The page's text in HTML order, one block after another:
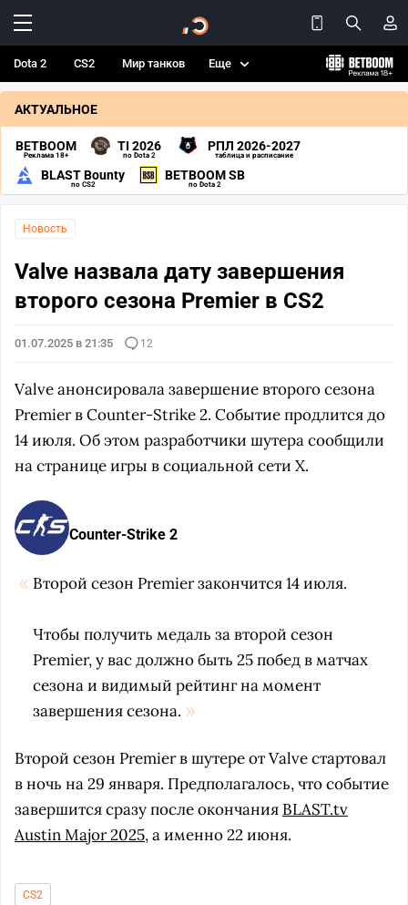
Dota 2 CS2 Мир танков Еще
АКТУАЛЬНОЕ
BETBOOM
Реклама 18+
TI 2026
по Dota 2
РПЛ 2026-2027
таблица и расписание
BLAST Bounty
по CS2
BETBOOM SB
по Dota 2
Новость
Valve назвала дату завершения
второго сезона Premier в CS2
01.07.2025 в 21:35 12
Valve анонсировала завершение второго сезона
Premier в Counter-Strike 2. Событие продлится до
14 июля. Об этом разработчики шутера сообщили
на странице игры в социальной сети X.
Counter-Strike 2
Второй сезон Premier закончится 14 июля.
Чтобы получить медаль за второй сезон
Premier, у вас должно быть 25 побед в матчах
сезона и видимый рейтинг на момент
завершения сезона.
Второй сезон Premier в шутере от Valve стартовал
в ночь на 29 января. Предполагалось, что событие
завершится сразу после окончания BLAST.tv
Austin Major 2025, а именно 22 июня.
CS2